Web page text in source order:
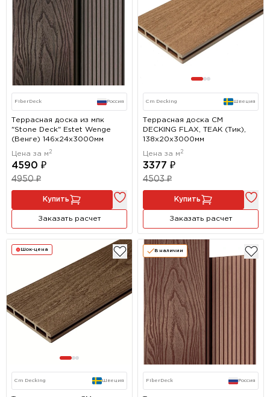
FiberDeck Россия
Террасная доска из мпк
"Stone Deck" Estet Wenge
(Венге) 146х24x3000мм
Цена за м 2
4590 ₽
4950 ₽
Купить
Заказать расчет
Cm Decking Швеция
Террасная доска CM
DECKING FLAX, TEAK (Тик),
138x20x3000мм
Цена за м 2
3377 ₽
4503 ₽
Купить
Заказать расчет
Шок-цена
Cm Decking Швеция
В наличии
FiberDeck Россия